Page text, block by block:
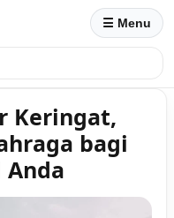
☰ Menu
Keringat,
bagi